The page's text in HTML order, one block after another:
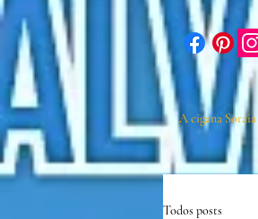
A cigana Soraia
Todos posts